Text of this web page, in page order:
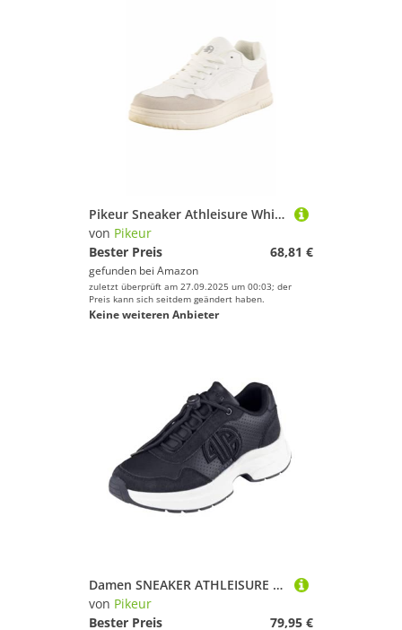
Pikeur Sneaker Athleisure White Memory Foam Innensohle FS 2025 (38)
von Pikeur
Bester Preis
68,81 €
gefunden bei Amazon
zuletzt überprüft am 27.09.2025 um 00:03; der
Preis kann sich seitdem geändert haben.
Keine weiteren Anbieter
Damen SNEAKER ATHLEISURE 5825 Athleisure Frühjahr 2024
von Pikeur
Bester Preis
79,95 €